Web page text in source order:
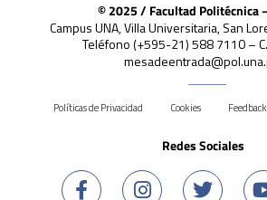
© 2025 / Facultad Politécnica
Campus UNA, Villa Universitaria, San
Teléfono (+595-21) 588 7110 –
Políticas de Privacidad Cookies Feedback
Redes Sociales